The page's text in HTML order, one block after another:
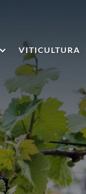
VITICULTURA